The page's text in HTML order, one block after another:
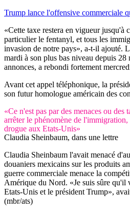
Trump lance l'offensive commerciale
«Cette taxe restera en vigueur jusqu'à
particulier le fentanyl, et tous les
invasion de notre pays», a-t-il ajouté.
mardi à son plus bas niveau depuis 28
annonces, a rebondi fortement
Avant cet appel téléphonique, la
son futur homologue américain des
«Ce n'est pas par des menaces ou
arrêter le phénomène de
drogue aux Etats-Unis»
Claudia Sheinbaum, dans une lettre
Claudia Sheinbaum l'avait menacé
douaniers mexicains sur les produits
guerre commerciale menace la
Amérique du Nord. «Je suis sûre qu'il
Etats-Unis et le président Trump»,
(mbr/ats)